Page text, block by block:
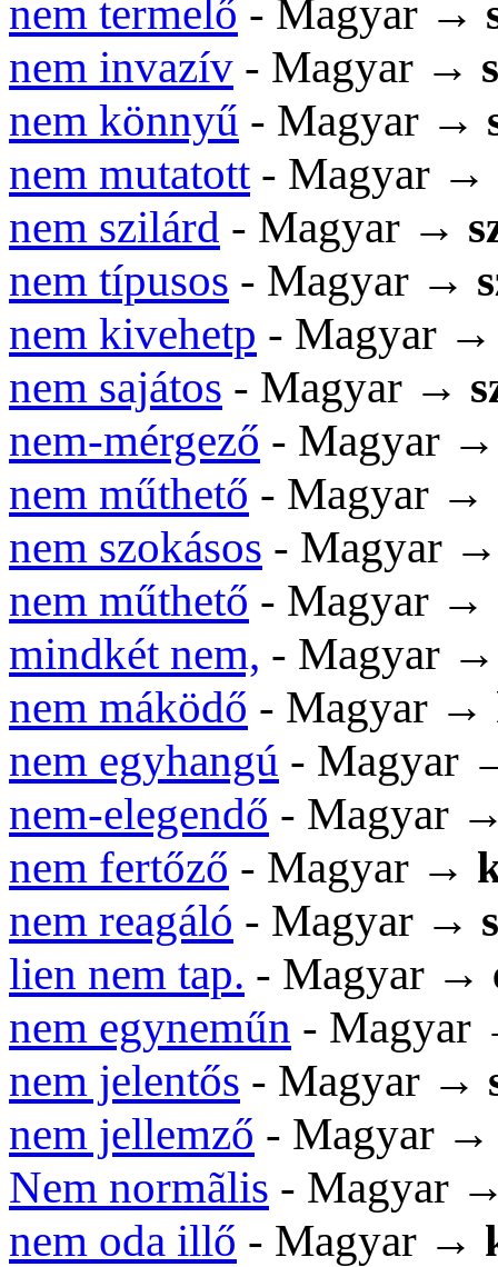
nem termelő - Magyar →
nem invazív - Magyar →
nem könnyű - Magyar →
nem mutatott- Magyar →
nem szilárd - Magyar →
nem típusos - Magyar →
nem kivehetp - Magyar
nem sajátos - Magyar →
nem-mérgező - Magyar
nem műthető - Magyar →
nem szokásos - Magyar
nem műthető - Magyar →
mindkét nem, - Magyar
nem máködő - Magyar →
nem egyhangú - Magyar
nem-elegendő - Magyar
nem fertőző - Magyar →
nem reagáló - Magyar →
lien nem tap. - Magyar →
nem egyneműn -
nem jelentős - Magyar →
nem jellemző - Magyar
Nem normãlis - Magyar
nem oda illő - Magyar →